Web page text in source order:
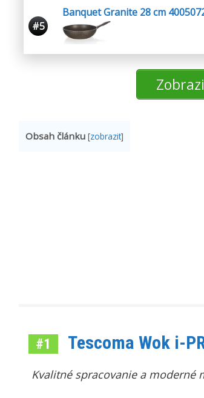
#5
Banquet Granite 28 cm
Obsah článku [zobrazit]
#1 Tescoma Wok i-
Kvalitné spracovanie a moderné